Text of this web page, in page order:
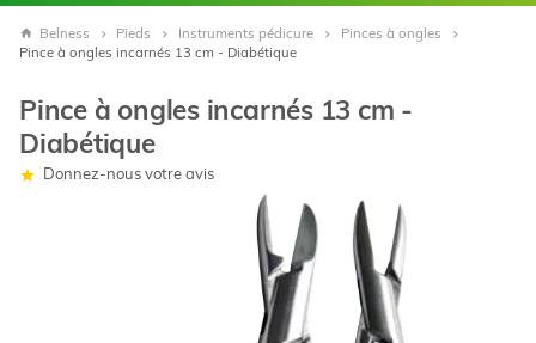
Belness Pieds Instruments pédicure
Pinces à ongles
Pince à ongles incarnés 13 cm - Diabétique
Pince à ongles incarnés 13 cm -
Diabétique
Donnez-nous votre avis